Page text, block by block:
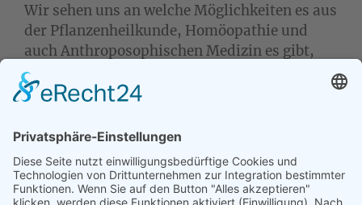
Wir sehen uns an welche Möglichkeiten es aus
der Pflanzenheilkunde, Homöopathie und
auch Anthroposophischen Medizin es gibt,
um Infekte abzuwehren und schnell wieder fit
zu werden, wenn uns doch Erreger überfallen
Nach Zusage/Anmeldung ist eine kostenfreie
möglich. Bei einer späteren Absage sind die
kompletten Seminargebühren fällig.